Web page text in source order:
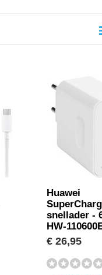
Huawei
snellader -
HW-
€ 26,95